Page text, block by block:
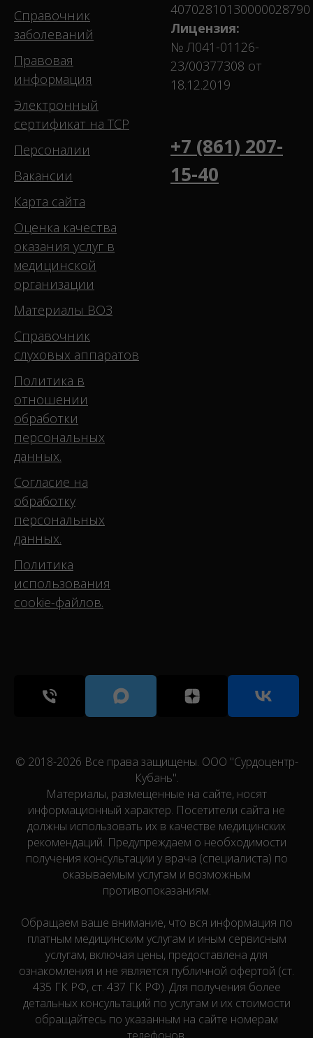
Справочник
заболеваний
Правовая
информация
Электронный
сертификат на ТСР
Персоналии
Вакансии
Карта сайта
Оценка качества
оказания услуг в
медицинской
организации
Материалы ВОЗ
Справочник
слуховых аппаратов
Политика в
отношении
обработки
персональных
данных.
Согласие на
обработку
персональных
данных.
Политика
использования
cookie-файлов.
40702810130000028790
Лицензия:
№ Л041-01126-
23/00377308 от
18.12.2019
+7 (861) 207-
15-40
© 2018-2026 Все права защищены. ООО "Сурдоцентр-
Кубань".
Материалы, размещенные на сайте, носят
информационный характер. Посетители сайта не
должны использовать их в качестве медицинских
рекомендаций. Предупреждаем о необходимости
получения консультации у врача (специалиста) по
оказываемым услугам и возможным
противопоказаниям.
Обращаем ваше внимание, что вся информация по
платным медицинским услугам и иным сервисным
услугам, включая цены, предоставлена для
ознакомления и не является публичной офертой (ст.
435 ГК РФ, cт. 437 ГК РФ). Для получения более
детальных консультаций по услугам и их стоимости
обращайтесь по указанным на сайте номерам